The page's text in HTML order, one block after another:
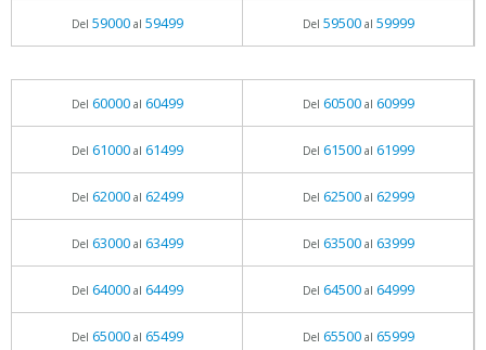
Del 59000al 59499 Del 59500al 59999
Del 60000al 60499 Del 60500al 60999
Del 61000al 61499 Del 61500al 61999
Del 62000al 62499 Del 62500al 62999
Del 63000al 63499 Del 63500al 63999
Del 64000al 64499 Del 64500al 64999
Del 65000al 65499 Del 65500al 65999